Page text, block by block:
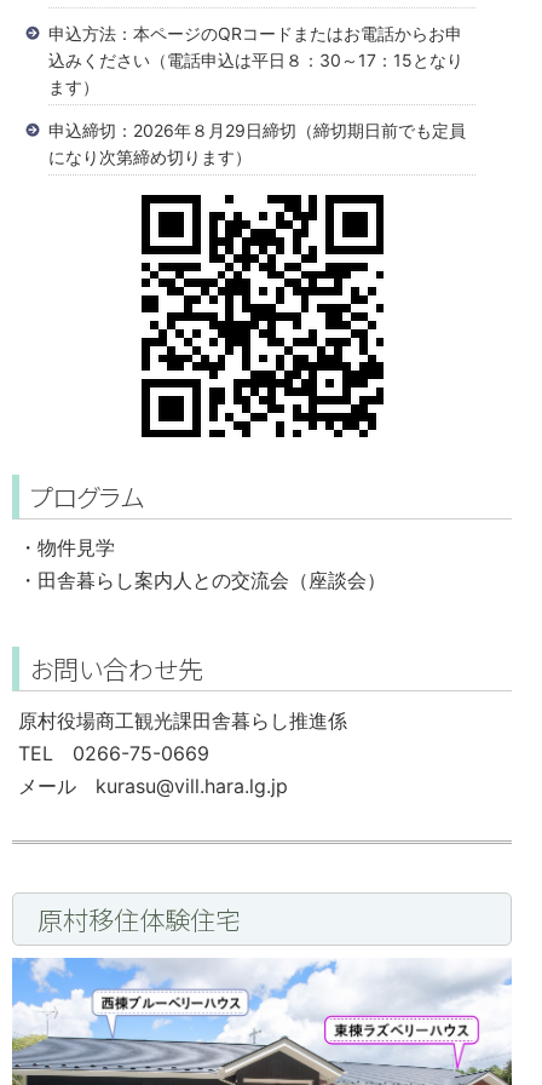
申込方法：本ページのQRコードまたはお電話からお申
込みください（電話申込は平日８：30～17：15となり
ます）
申込締切：2026年８月29日締切（締切期日前でも定員
になり次第締め切ります）
プログラム
・物件見学
・田舎暮らし案内人との交流会（座談会）
お問い合わせ先
原村役場商工観光課田舎暮らし推進係
TEL 0266-75-0669
メール kurasu@vill.hara.lg.jp
原村移住体験住宅